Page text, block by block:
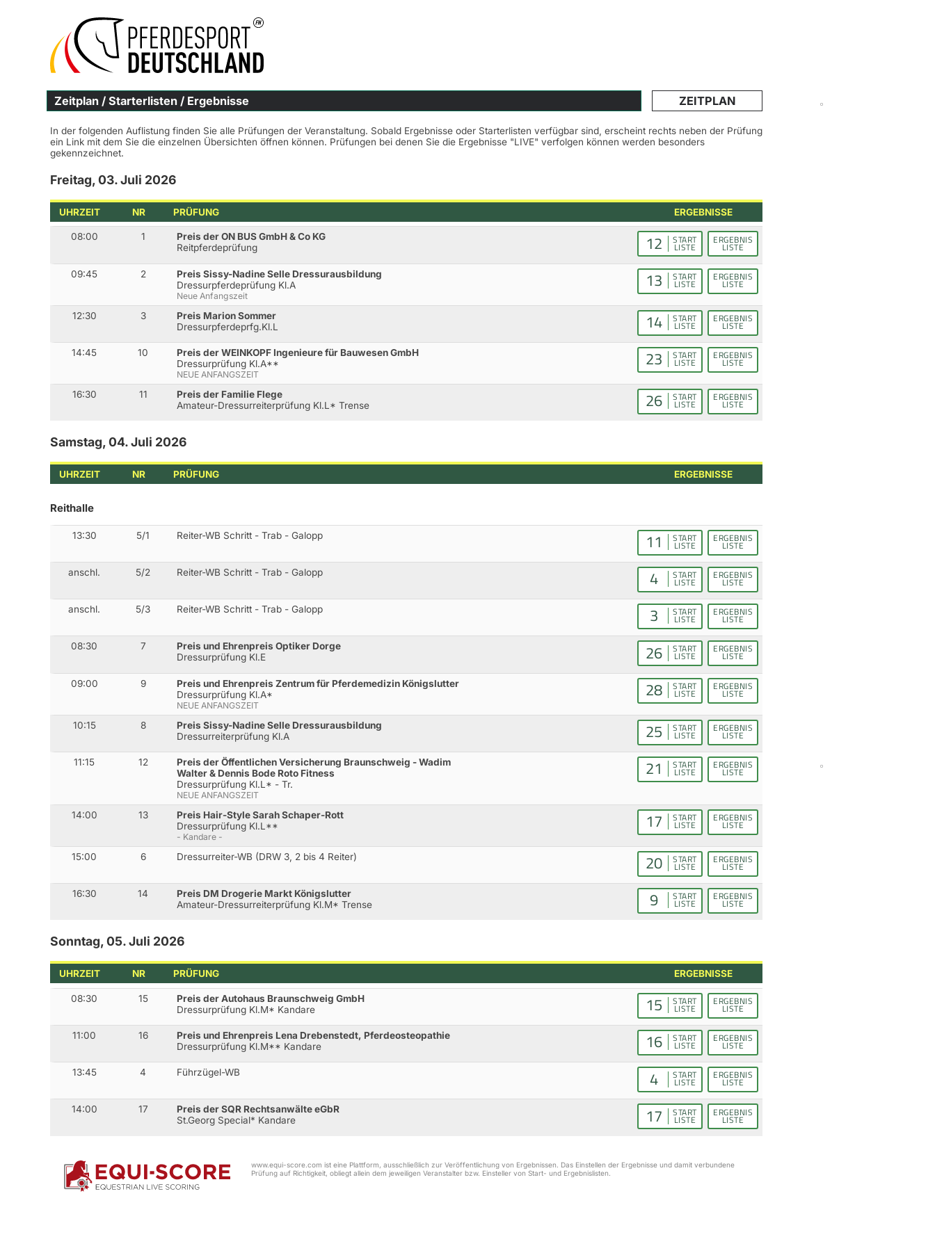
Zeitplan / Starterlisten / Ergebnisse ZEITPLAN
In der folgenden Auflistung finden Sie alle Prüfungen der Veranstaltung. Sobald Ergebnisse oder Starterlisten verfügbar sind, erscheint rechts neben der Prüfung
ein Link mit dem Sie die einzelnen Übersichten öffnen können. Prüfungen bei denen Sie die Ergebnisse "LIVE" verfolgen können werden besonders
gekennzeichnet.
Freitag, 03. Juli 2026
UHRZEIT NR PRÜFUNG ERGEBNISSE
08:00 1
Preis der ON BUS GmbH & Co KG
Reitpferdeprüfung
12 START
LISTE
ERGEBNIS
LISTE
09:45 2
Preis Sissy-Nadine Selle Dressurausbildung
Dressurpferdeprüfung Kl.A
Neue Anfangszeit
13 START
LISTE
ERGEBNIS
LISTE
12:30 3
Preis Marion Sommer
Dressurpferdeprfg.Kl.L
14 START
LISTE
ERGEBNIS
LISTE
14:45 10
Preis der WEINKOPF Ingenieure für Bauwesen GmbH
Dressurprüfung Kl.A**
NEUE ANFANGSZEIT
23 START
LISTE
ERGEBNIS
LISTE
16:30 11
Preis der Familie Flege
Amateur-Dressurreiterprüfung Kl.L* Trense
26 START
LISTE
ERGEBNIS
LISTE
Samstag, 04. Juli 2026
UHRZEIT NR PRÜFUNG ERGEBNISSE
Reithalle
13:30 5/1 Reiter-WB Schritt - Trab - Galopp 11 START
LISTE
ERGEBNIS
LISTE
anschl. 5/2 Reiter-WB Schritt - Trab - Galopp 4 START
LISTE
ERGEBNIS
LISTE
anschl. 5/3 Reiter-WB Schritt - Trab - Galopp 3 START
LISTE
ERGEBNIS
LISTE
08:30 7
Preis und Ehrenpreis Optiker Dorge
Dressurprüfung Kl.E
26 START
LISTE
ERGEBNIS
LISTE
09:00 9
Preis und Ehrenpreis Zentrum für Pferdemedizin Königslutter
Dressurprüfung Kl.A*
NEUE ANFANGSZEIT
28 START
LISTE
ERGEBNIS
LISTE
10:15 8
Preis Sissy-Nadine Selle Dressurausbildung
Dressurreiterprüfung Kl.A
25 START
LISTE
ERGEBNIS
LISTE
11:15 12
Preis der Öffentlichen Versicherung Braunschweig - Wadim
Walter & Dennis Bode Roto Fitness
Dressurprüfung Kl.L* - Tr.
NEUE ANFANGSZEIT
21 START
LISTE
ERGEBNIS
LISTE
14:00 13
Preis Hair-Style Sarah Schaper-Rott
Dressurprüfung Kl.L**
- Kandare -
17 START
LISTE
ERGEBNIS
LISTE
15:00 6 Dressurreiter-WB (DRW 3, 2 bis 4 Reiter) 20 START
LISTE
ERGEBNIS
LISTE
16:30 14
Preis DM Drogerie Markt Königslutter
Amateur-Dressurreiterprüfung Kl.M* Trense
9 START
LISTE
ERGEBNIS
LISTE
Sonntag, 05. Juli 2026
UHRZEIT NR PRÜFUNG ERGEBNISSE
08:30 15
Preis der Autohaus Braunschweig GmbH
Dressurprüfung Kl.M* Kandare
15 START
LISTE
ERGEBNIS
LISTE
11:00 16
Preis und Ehrenpreis Lena Drebenstedt, Pferdeosteopathie
Dressurprüfung Kl.M** Kandare
16 START
LISTE
ERGEBNIS
LISTE
13:45 4 Führzügel-WB 4 START
LISTE
ERGEBNIS
LISTE
14:00 17
Preis der SQR Rechtsanwälte eGbR
St.Georg Special* Kandare
17 START
LISTE
ERGEBNIS
LISTE
www.equi-score.com ist eine Plattform, ausschließlich zur Veröffentlichung von Ergebnissen. Das Einstellen der Ergebnisse und damit verbundene
Prüfung auf Richtigkeit, obliegt allein dem jeweiligen Veranstalter bzw. Einsteller von Start- und Ergebnislisten.